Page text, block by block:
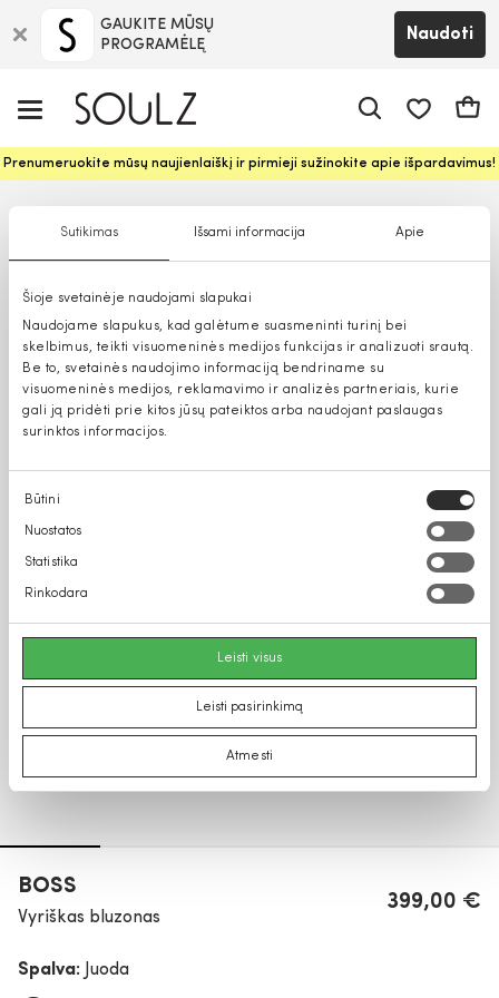
Sutikimas Išsami informacija Apie
Šioje svetainėje naudojami slapukai
Naudojame slapukus, kad galėtume suasmeninti turinį bei
skelbimus, teikti visuomeninės medijos funkcijas ir analizuoti srautą.
Be to, svetainės naudojimo informaciją bendriname su
visuomeninės medijos, reklamavimo ir analizės partneriais, kurie
gali ją pridėti prie kitos jūsų pateiktos arba naudojant paslaugas
surinktos informacijos.
Sutikimo
pasirinkimas
Būtini
Nuostatos
Statistika
Rinkodara
Leisti visus
Leisti pasirinkimą
Atmesti
GAUKITE MŪSŲ
PROGRAMĖLĘ
Naudoti
Prenumeruokite mūsų naujienlaiškį ir pirmieji sužinokite apie išpardavimus!
BOSS
Vyriškas bluzonas
399,00 €
Spalva:
Juoda